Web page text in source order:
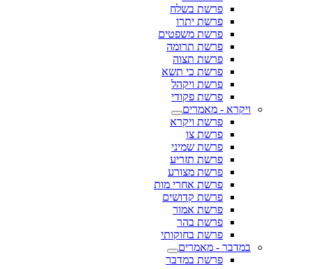
פרשת בשלח
פרשת יתרו
פרשת משפטים
פרשת תרומה
פרשת תצוה
פרשת כי תשא
פרשת ויקהל
פרשת פקודי
ויקרא - מאמרים
פרשת ויקרא
פרשת צו
פרשת שמיני
פרשת תזריע
פרשת מצורע
פרשת אחרי מות
פרשת קדושים
פרשת אמור
פרשת בהר
פרשת בחוקותי
במדבר - מאמרים
פרשת במדבר